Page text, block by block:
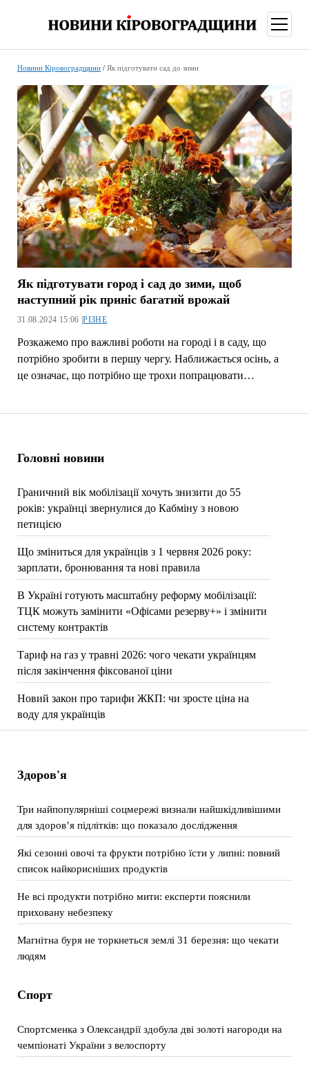
меню
Головні новини
Граничний вік мобілізації хочуть знизити до 55
років: українці звернулися до Кабміну з новою
петицією
Що зміниться для українців з 1 червня 2026 року:
зарплати, бронювання та нові правила
В Україні готують масштабну реформу мобілізації:
ТЦК можуть замінити «Офісами резерву+» і змінити
систему контрактів
Тариф на газ у травні 2026: чого чекати українцям
після закінчення фіксованої ціни
Новий закон про тарифи ЖКП: чи зросте ціна на
воду для українців
Новини Кіровоградщини/ Як підготувати сад до зими
Як підготувати город і сад до зими, щоб
наступний рік приніс багатий врожай
31.08.2024 15:06 |РІЗНЕ
Розкажемо про важливі роботи на городі і в саду, що
потрібно зробити в першу чергу. Наближається осінь, а
це означає, що потрібно ще трохи попрацювати…
Здоров'я
Три найпопулярніші соцмережі визнали найшкідливішими
для здоров’я підлітків: що показало дослідження
Які сезонні овочі та фрукти потрібно їсти у липні: повний
список найкорисніших продуктів
Не всі продукти потрібно мити: експерти пояснили
приховану небезпеку
Магнітна буря не торкнеться землі 31 березня: що чекати
людям
Спорт
Спортсменка з Олександрії здобула дві золоті нагороди на
чемпіонаті України з велоспорту